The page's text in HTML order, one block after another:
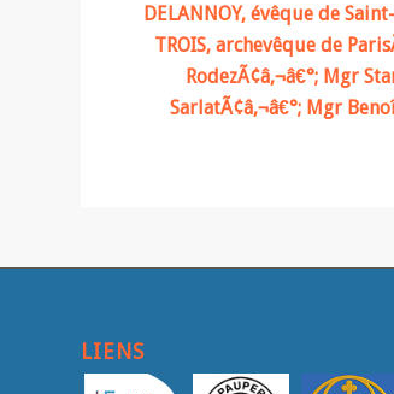
DELANNOY, évêque de
TROIS, archevêque de
RodezÃ¢â‚¬â€°; Mgr
SarlatÃ¢â‚¬â€°; Mgr
LIENS